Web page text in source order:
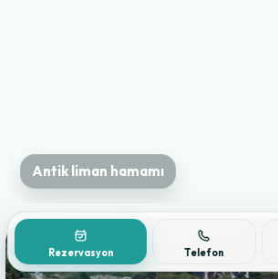
Antik liman hamamı
PataraRezervasyon Telefon